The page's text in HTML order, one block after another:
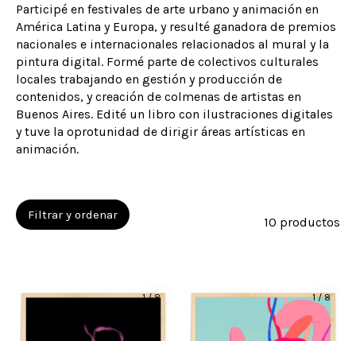
Participé en festivales de arte urbano y animación en
América Latina y Europa, y resulté ganadora de premios
nacionales e internacionales relacionados al mural y la
pintura digital. Formé parte de colectivos culturales
locales trabajando en gestión y producción de
contenidos, y creación de colmenas de artistas en
Buenos Aires. Edité un libro con ilustraciones digitales
y tuve la oprotunidad de dirigir áreas artísticas en
animación.
Filtrar y ordenar 10 productos
1/8 1/8